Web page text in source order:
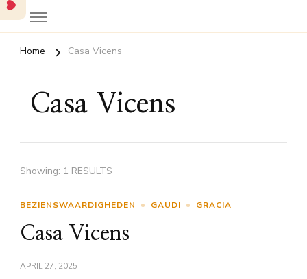
Home Casa Vicens
Casa Vicens
Showing: 1 RESULTS
BEZIENSWAARDIGHEDEN GAUDI GRACIA
Casa Vicens
APRIL 27, 2025